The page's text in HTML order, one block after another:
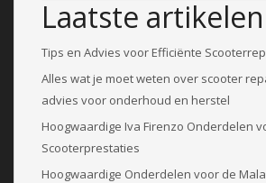
Laatste artikelen
Tips en Advies voor Efficiënte
Alles wat je moet weten over scooter
advies voor onderhoud en herstel
Hoogwaardige Iva Firenzo Onderdelen
Scooterprestaties
Hoogwaardige Onderdelen voor de